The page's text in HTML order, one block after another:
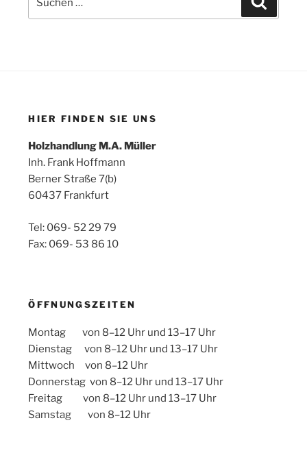
nach:
HIER FINDEN SIE UNS
Holzhandlung M.A. Müller
Inh. Frank Hoffmann
Berner Straße 7(b)
60437 Frankfurt
Tel: 069- 52 29 79
Fax: 069- 53 86 10
ÖFFNUNGSZEITEN
Montag von 8–12 Uhr und 13–17 Uhr
Dienstag von 8–12 Uhr und 13–17 Uhr
Mittwoch von 8–12 Uhr
Donnerstag von 8–12 Uhr und 13–17 Uhr
Freitag von 8–12 Uhr und 13–17 Uhr
Samstag von 8–12 Uhr